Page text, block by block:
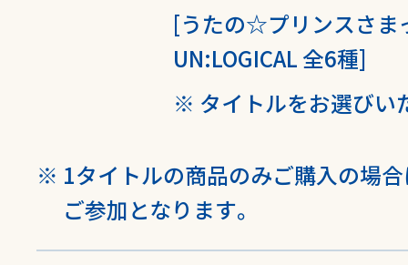
[うたの☆プリンスさ
UN:LOGICAL 全6種]
タイトルをお選びい
1タイトルの商品のみご購入の場
ご参加となります。